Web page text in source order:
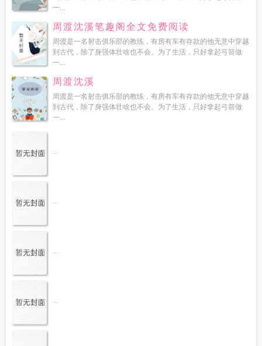
一...
周渡沈溪笔趣阁全文免费阅读
周渡是一名射击俱乐部的教练，有房有车有存款的他无意中穿越
到古代，除了身强体壮啥也不会。为了生活，只好拿起弓箭做
一...
周渡沈溪
周渡是一名射击俱乐部的教练，有房有车有存款的他无意中穿越
到古代，除了身强体壮啥也不会。为了生活，只好拿起弓箭做
一...
...
...
...
...